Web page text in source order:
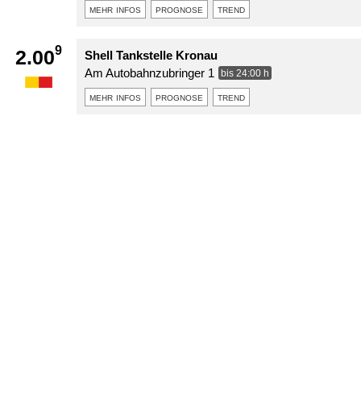
mehr infos prognose trend
2.009
Shell Tankstelle Kronau
Am Autobahnzubringer 1
bis 24:00 h
mehr infos prognose trend